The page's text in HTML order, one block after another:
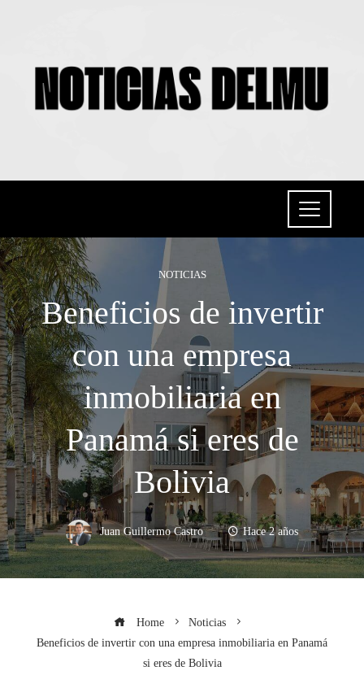
NOTICIAS
Beneficios de invertir
con una empresa
inmobiliaria en
Panamá si eres de
Bolivia
Juan Guillermo Castro Hace 2 años
Home
Noticias
Beneficios de invertir con una empresa inmobiliaria en Panamá
si eres de Bolivia